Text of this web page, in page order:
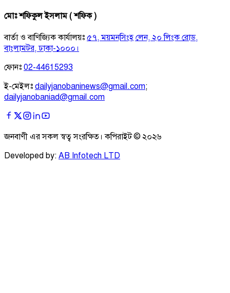
মোঃ শফিকুল ইসলাম ( শফিক )
বার্তা ও বাণিজ্যিক কার্যালয়ঃ ৫৭, ময়মনসিংহ লেন, ২০ লিংক রোড,
বাংলামটর, ঢাকা-১০০০।
ফোনঃ 02-44615293
ই-মেইলঃ dailyjanobaninews@gmail.com;
dailyjanobaniad@gmail.com
জনবাণী এর সকল স্বত্ব সংরক্ষিত। কপিরাইট © ২০২৬
Developed by: AB Infotech LTD